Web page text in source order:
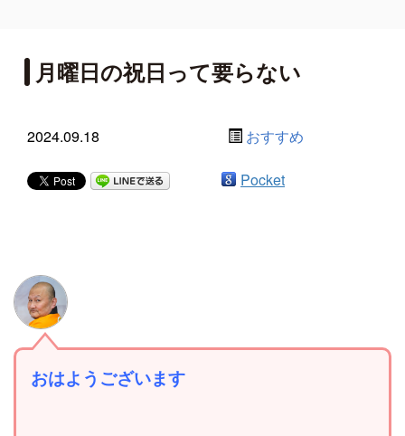
月曜日の祝日って要らない
2024.09.18 おすすめ
Pocket
おはようございます